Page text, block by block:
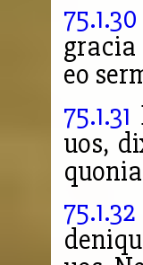
75.1.30
eo
75.1.31
uos,
75.1.32